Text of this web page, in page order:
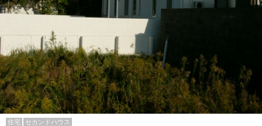
住宅 セカンドハウス